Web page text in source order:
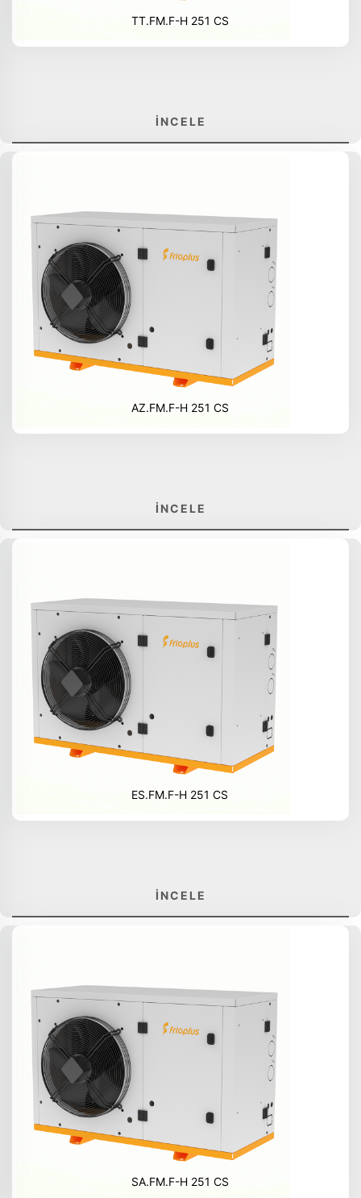
TT.FM.F-H 251 CS
İNCELE
AZ.FM.F-H 251 CS
İNCELE
ES.FM.F-H 251 CS
İNCELE
SA.FM.F-H 251 CS